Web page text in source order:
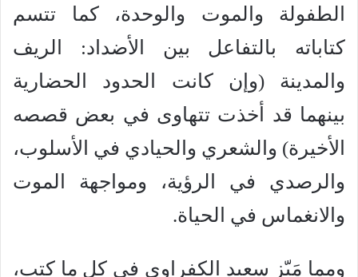
الطفولة والموت والوحدة، كما تتسم
كتاباته بالتفاعل بين الأضداد: الريف
والمدينة (وإن كانت الحدود الحضارية
بينهما قد أخذت تتهاوى في بعض قصصه
الأخيرة) والشعري والحيادي في الأسلوب،
والرصدي في الرؤية، ومواجهة الموت
والانغماس في الحياة.
ومما مَيّز سعيد الكفراوي في كل ما كتب،